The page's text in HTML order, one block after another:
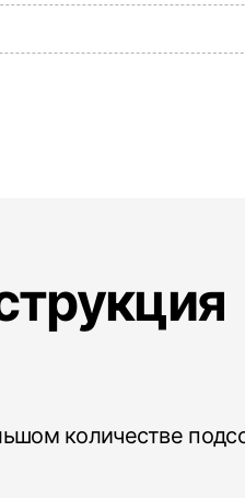
количестве